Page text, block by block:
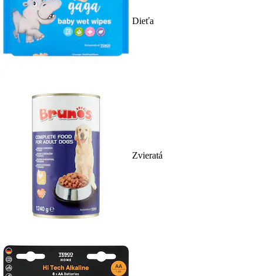
Dieťa
Zvieratá